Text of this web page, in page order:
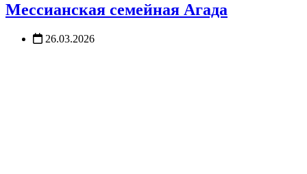
Мессианская семейная Агада
26.03.2026